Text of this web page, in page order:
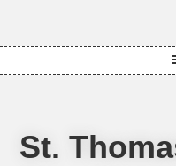
St.